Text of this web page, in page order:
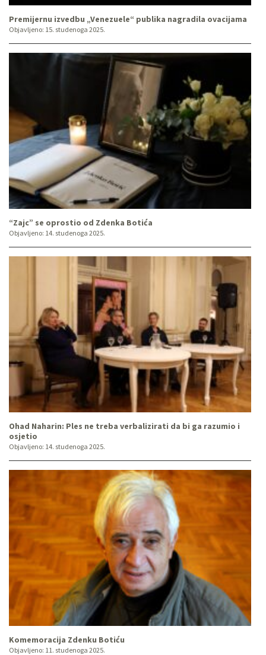
Premijernu izvedbu „Venezuele“ publika nagradila ovacijama
Objavljeno: 15. studenoga 2025.
“Zajc” se oprostio od Zdenka Botića
Objavljeno: 14. studenoga 2025.
Ohad Naharin: Ples ne treba verbalizirati da bi ga razumio i
osjetio
Objavljeno: 14. studenoga 2025.
Komemoracija Zdenku Botiću
Objavljeno: 11. studenoga 2025.